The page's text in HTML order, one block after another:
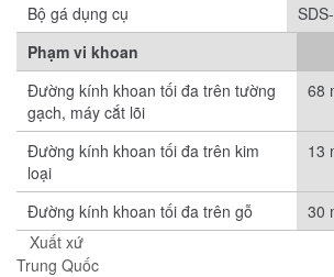
Bộ gá dụng cụ
Phạm vi khoan
Đường kính khoan tối đa trên tường
gạch, máy cắt lõi
68
Đường kính khoan tối đa trên kim
loại
13
Đường kính khoan tối đa trên gỗ
30
Xuất
Trung Quốc